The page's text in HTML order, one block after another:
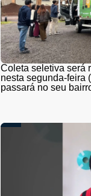
Coleta seletiva será
nesta segunda-feira
passará no seu